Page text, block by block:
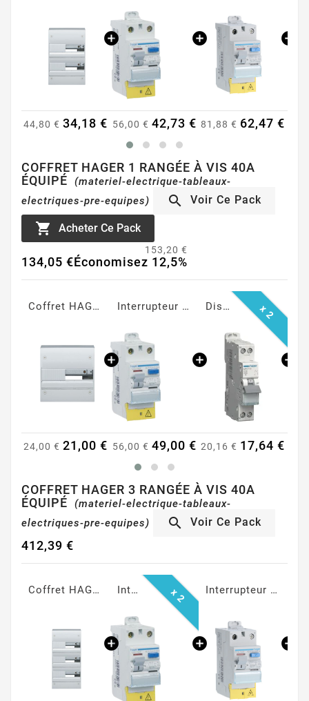
56,00 € 42,73 € 81,88 € 62,47 € 20,16 € 15,38 €
COFFRET HAGER 1 RANGÉE À VIS 40A
ÉQUIPÉ
(materiel-electrique-tableaux-
electriques-pre-equipes)
 Voir Ce Pack
 Acheter Ce Pack
153,20 €
134,05 €Économisez 12,5%
Interrupteur Différentiel 40A Type AC 30mA à vis
56,00 € 49,00 €
x 2
Disjoncteur Phase + Neutre 10A à vis - Courbe C
20,16 € 17,64 €
x 2
Disjoncteur Phase + Neutre 16A à vis - Courbe C
20,16 € 17,64 €
COFFRET HAGER 3 RANGÉE À VIS 40A
ÉQUIPÉ
(materiel-electrique-tableaux-
electriques-pre-equipes)
 Voir Ce Pack
412,39 €
x 2
Interrupteur Différentiel 40A Type AC 30mA à vis Interrupteur Différentiel 40A Type A 30mA à vis x 2
Disjoncteur Phase + Neutre 10A à vis - Courbe C